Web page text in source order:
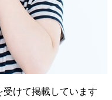
けて掲載しています